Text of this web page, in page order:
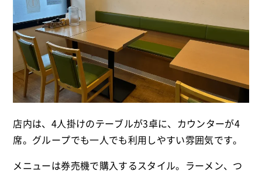
店内は、4人掛けのテーブルが3卓に、カウンターが4
席。グループでも一人でも利用しやすい雰囲気です。
メニューは券売機で購入するスタイル。ラーメン、つ